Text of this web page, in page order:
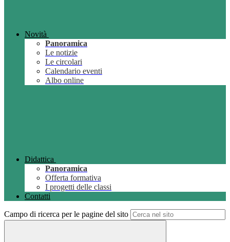
Novità
Panoramica
Le notizie
Le circolari
Calendario eventi
Albo online
Didattica
Panoramica
Offerta formativa
I progetti delle classi
Contatti
Campo di ricerca per le pagine del sito